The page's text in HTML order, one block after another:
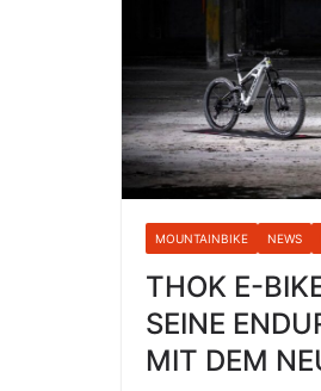
MOUNTAINBIKE NEWS
THOK E-
SEINE
MIT DEM